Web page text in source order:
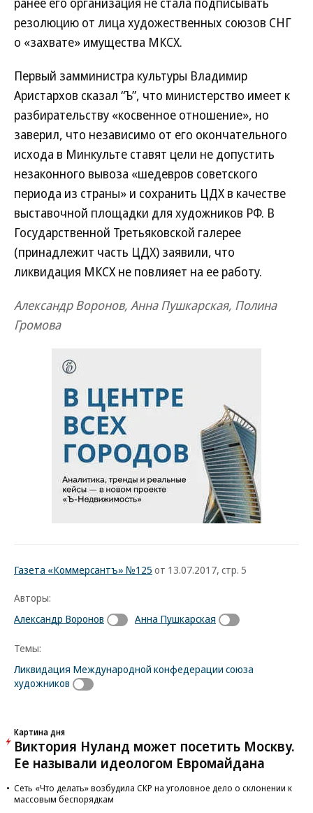
резолюцию от лица художественных союзов СНГ
о «захвате» имущества МКСХ.
Первый замминистра культуры Владимир
Аристархов сказал “Ъ”, что министерство имеет к
разбирательству «косвенное отношение», но
заверил, что независимо от его окончательного
исхода в Минкульте ставят цели не допустить
незаконного вывоза «шедевров советского
периода из страны» и сохранить ЦДХ в качестве
выставочной площадки для художников РФ. В
Государственной Третьяковской галерее
(принадлежит часть ЦДХ) заявили, что
ликвидация МКСХ не повлияет на ее работу.
Александр Воронов, Анна Пушкарская, Полина
Громова
Газета «Коммерсантъ» №125 от 13.07.2017, стр. 5
Авторы:
Александр Воронов
Анна Пушкарская
Темы:
Ликвидация Международной конфедерации союза
художников
Картина дня
Виктория Нуланд может посетить Москву.
Ее называли идеологом Евромайдана
Сеть «Что делать» возбудила СКР на уголовное дело о склонении к
массовым беспорядкам